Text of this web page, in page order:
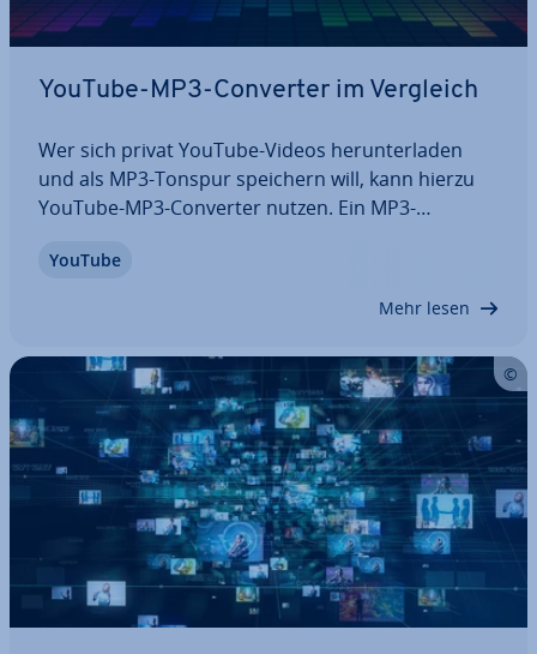
YouTube-MP3-Converter im Vergleich
Wer sich privat YouTube-Videos her­un­ter­la­den
und als MP3-Tonspur speichern will, kann hierzu
YouTube-MP3-Converter nutzen. Ein MP3-
sich aus Musik, Podcasts oder auch Tutorials von
YouTube
Mehr lesen